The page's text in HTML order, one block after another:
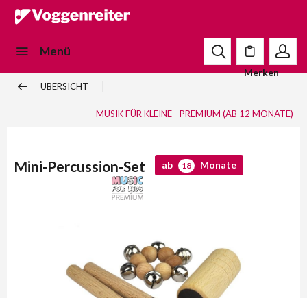
Menü
Merken
ÜBERSICHT
MUSIK FÜR KLEINE - PREMIUM (AB 12 MONATE)
Mini-Percussion-Set ab 18 Monate